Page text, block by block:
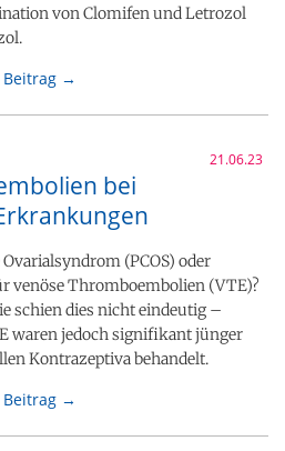
von Clomifen und Letrozol
Beitrag →
21.06.23
bei
(PCOS) oder
venöse Thromboembolien (VTE)?
schien dies nicht eindeutig –
waren jedoch signifikant jünger
Kontrazeptiva behandelt.
Beitrag →